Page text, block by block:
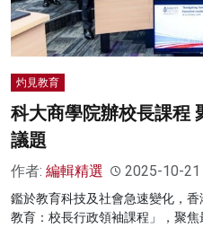
灼見教育
科大商學院辦校長課程
議題
作者: 編輯精選 2025-10-21
鑑於教育科技及社會急速變化，
教育：校長行政領袖課程」，聚